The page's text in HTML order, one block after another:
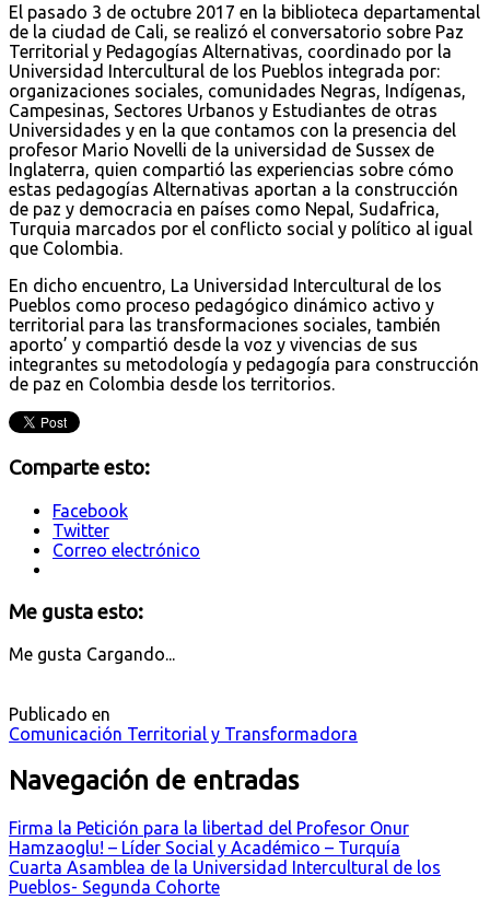
El pasado 3 de octubre 2017 en la biblioteca departamental
de la ciudad de Cali, se realizó el conversatorio sobre Paz
Territorial y Pedagogías Alternativas, coordinado por la
Universidad Intercultural de los Pueblos integrada por:
organizaciones sociales, comunidades Negras, Indígenas,
Campesinas, Sectores Urbanos y Estudiantes de otras
Universidades y en la que contamos con la presencia del
profesor Mario Novelli de la universidad de Sussex de
Inglaterra, quien compartió las experiencias sobre cómo
estas pedagogías Alternativas aportan a la construcción
de paz y democracia en países como Nepal, Sudafrica,
Turquia marcados por el conflicto social y político al igual
que Colombia.
En dicho encuentro, La Universidad Intercultural de los
Pueblos como proceso pedagógico dinámico activo y
territorial para las transformaciones sociales, también
aporto’ y compartió desde la voz y vivencias de sus
integrantes su metodología y pedagogía para construcción
de paz en Colombia desde los territorios.
Comparte esto:
Facebook
Twitter
Correo electrónico
Me gusta esto:
Me gusta Cargando...
Publicado en
Comunicación Territorial y Transformadora
Navegación de entradas
Firma la Petición para la libertad del Profesor Onur
Hamzaoglu! – Líder Social y Académico – Turquía
Cuarta Asamblea de la Universidad Intercultural de los
Pueblos- Segunda Cohorte